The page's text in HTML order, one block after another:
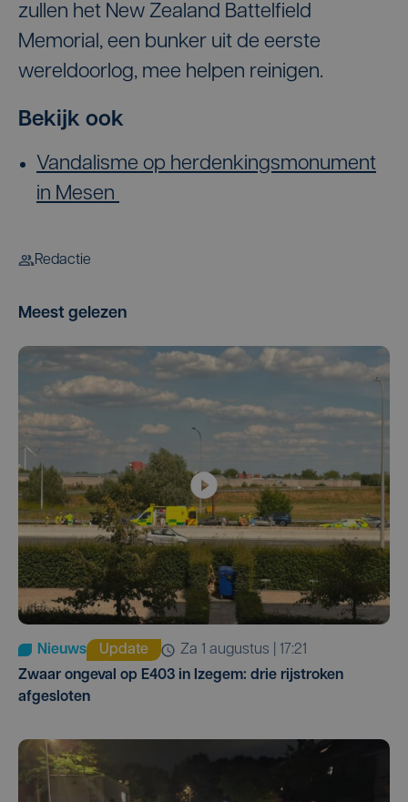
zullen het New Zealand Battelfield
Memorial, een bunker uit de eerste
wereldoorlog, mee helpen reinigen.
Bekijk ook
Vandalisme op herdenkingsmonument
in Mesen
Redactie
Meest gelezen
Nieuws Update
za 1 augustus | 17:21
Zwaar ongeval op E403 in Izegem: drie rijstroken
afgesloten